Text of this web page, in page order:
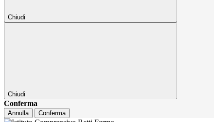
Chiudi
Chiudi
Conferma
Annulla Conferma